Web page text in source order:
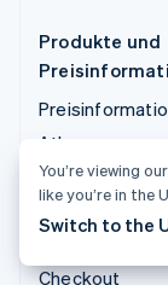
Produkte und
Atlas
Authorization
Billing
Checkout
You’re viewing
like you’re in the
Switch to the